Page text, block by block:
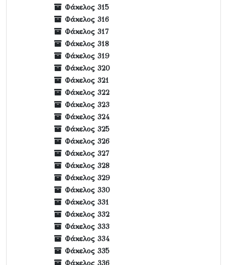
Φάκελος 315
Φάκελος 316
Φάκελος 317
Φάκελος 318
Φάκελος 319
Φάκελος 320
Φάκελος 321
Φάκελος 322
Φάκελος 323
Φάκελος 324
Φάκελος 325
Φάκελος 326
Φάκελος 327
Φάκελος 328
Φάκελος 329
Φάκελος 330
Φάκελος 331
Φάκελος 332
Φάκελος 333
Φάκελος 334
Φάκελος 335
Φάκελος 336